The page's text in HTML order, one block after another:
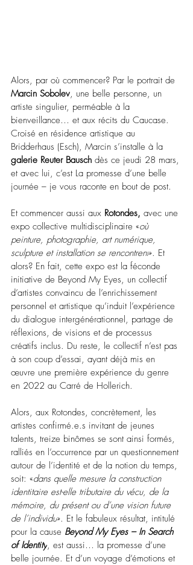
Alors, par où commencer? Par le portrait de
Marcin Sobolev, une belle personne, un
artiste singulier, perméable à la
bienveillance… et aux récits du Caucase.
Croisé en résidence artistique au
Bridderhaus (Esch), Marcin s’installe à la
galerie Reuter Bausch dès ce jeudi 28 mars,
et avec lui, c’est La promesse d’une belle
journée – je vous raconte en bout de post.
Et commencer aussi aux Rotondes, avec une
expo collective multidisciplinaire «où
peinture, photographie, art numérique,
sculpture et installation se rencontrent». Et
alors? En fait, cette expo est la féconde
initiative de Beyond My Eyes, un collectif
d’artistes convaincu de l’enrichissement
personnel et artistique qu’induit l’expérience
du dialogue intergénérationnel, partage de
réflexions, de visions et de processus
créatifs inclus. Du reste, le collectif n’est pas
à son coup d’essai, ayant déjà mis en
œuvre une première expérience du genre
en 2022 au Carré de Hollerich.
Alors, aux Rotondes, concrètement, les
artistes confirmé.e.s invitant de jeunes
talents, treize binômes se sont ainsi formés,
ralliés en l’occurrence par un questionnement
autour de l’identité et de la notion du temps,
soit: «dans quelle mesure la construction
identitaire est-elle tributaire du vécu, de la
mémoire, du présent ou d’une vision future
de l’individu». Et le fabuleux résultat, intitulé
pour la cause Beyond My Eyes – In Search
of Identity, est aussi… la promesse d’une
belle journée. Et d’un voyage d’émotions et